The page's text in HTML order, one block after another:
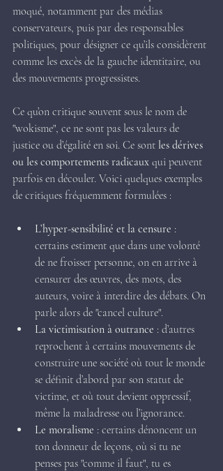
moqué, notamment par des médias
conservateurs, puis par des responsables
politiques, pour désigner ce qu’ils considèrent
comme les excès de la gauche identitaire, ou
des mouvements progressistes.
Ce qu’on critique souvent sous le nom de
"wokisme", ce ne sont pas les valeurs de
justice ou d’égalité en soi. Ce sont les dérives
ou les comportements radicaux qui peuvent
parfois en découler. Voici quelques exemples
de critiques fréquemment formulées :
L’hyper-sensibilité et la censure :
certains estiment que dans une volonté
de ne froisser personne, on en arrive à
censurer des œuvres, des mots, des
auteurs, voire à interdire des débats. On
parle alors de "cancel culture".
La victimisation à outrance : d’autres
reprochent à certains mouvements de
construire une société où tout le monde
se définit d’abord par son statut de
victime, et où tout devient oppressif,
même la maladresse ou l’ignorance.
Le moralisme : certains dénoncent un
ton donneur de leçons, où si tu ne
penses pas "comme il faut", tu es